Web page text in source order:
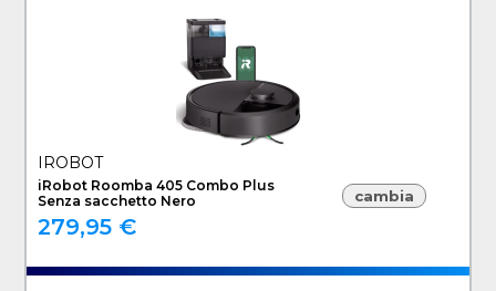
IROBOT
iRobot Roomba 405 Combo Plus
Senza sacchetto Nero
279,95 €
cambia